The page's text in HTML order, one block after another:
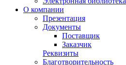
О компании
Презентация
Документы
Поставщик
Заказчик
Реквизиты
Благотворительность